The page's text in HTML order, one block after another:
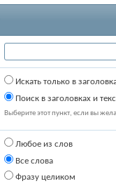
Искать только в
Поиск в заголовках и
Выберите этот пункт, если вы
Любое из слов
Все слова
Фразу целиком